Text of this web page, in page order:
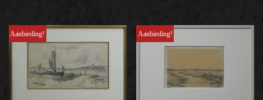
Aanbieding! Aanbieding!